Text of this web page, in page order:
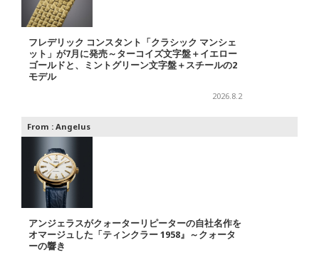
フレデリック コンスタント「クラシック マンシェ
ット」が7月に発売～ターコイズ文字盤＋イエロー
ゴールドと、ミントグリーン文字盤＋スチールの2
モデル
2026.8.2
From : Angelus
アンジェラスがクォーターリピーターの自社名作を
オマージュした「ティンクラー 1958』～クォータ
ーの響き